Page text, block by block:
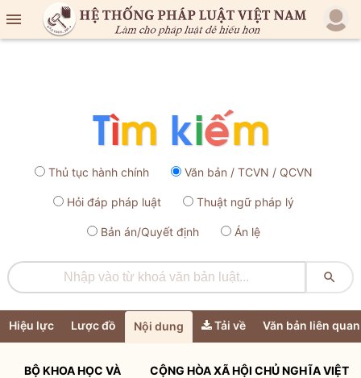

Thủ tục hành chính Văn bản / TCVN / QCVN
Hỏi đáp pháp luật Thuật ngữ pháp lý
Bản án/Quyết định Án lệ

Hiệu lực Lược đồ Nội dung Tải về Văn bản liên quan
BỘ KHOA HỌC VÀ
CỘNG HÒA XÃ HỘI CHỦ NGHĨA VIỆT